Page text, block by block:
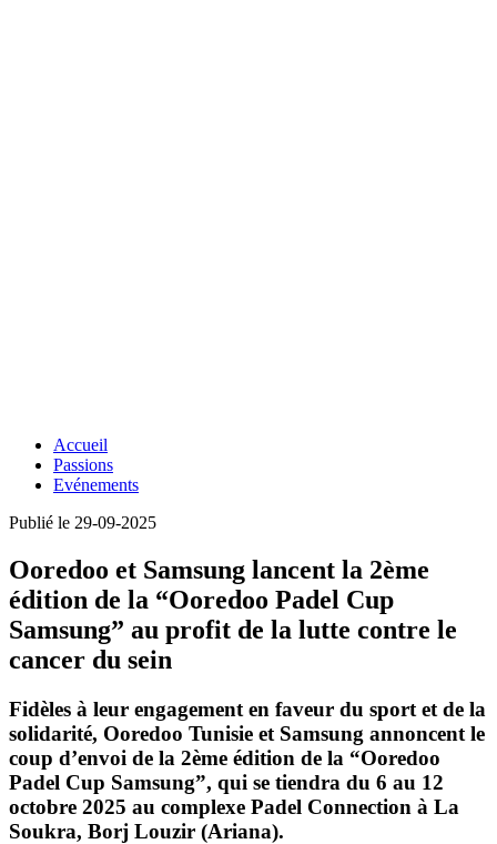
Accueil
Passions
Evénements
Publié le 29-09-2025
Ooredoo et Samsung lancent la 2ème
édition de la “Ooredoo Padel Cup
Samsung” au profit de la lutte contre le
cancer du sein
Fidèles à leur engagement en faveur du sport et de la
solidarité, Ooredoo Tunisie et Samsung annoncent le
coup d’envoi de la 2ème édition de la “Ooredoo
Padel Cup Samsung”, qui se tiendra du 6 au 12
octobre 2025 au complexe Padel Connection à La
Soukra, Borj Louzir (Ariana).